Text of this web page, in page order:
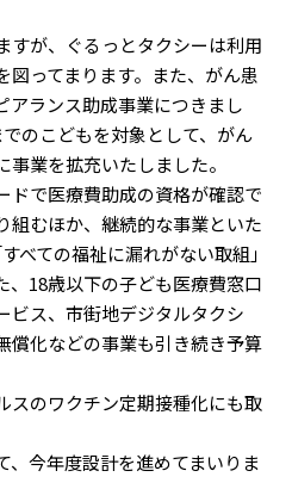
すが、ぐるっとタクシーは利用
図ってまります。また、がん患
アランス助成事業につきまし
のこどもを対象として、がん
業を拡充いたしました。
ドで医療費助成の資格が確認で
組むほか、継続的な事業といた
べての福祉に漏れがない取組」
、18歳以下の子ども医療費窓口
ビス、市街地デジタルタクシ
償化などの事業も引き続き予算
スのワクチン定期接種化にも取
、今年度設計を進めてまいりま